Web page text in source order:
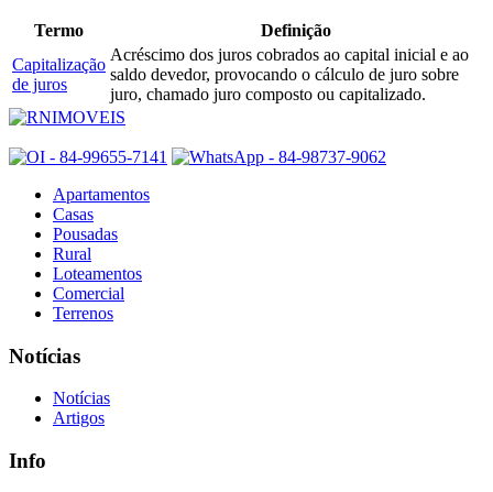
Termo
Definição
Capitalização
de juros
Acréscimo dos juros cobrados ao capital inicial e ao
saldo devedor, provocando o cálculo de juro sobre
juro, chamado juro composto ou capitalizado.
Apartamentos
Casas
Pousadas
Rural
Loteamentos
Comercial
Terrenos
Notícias
Notícias
Artigos
Info